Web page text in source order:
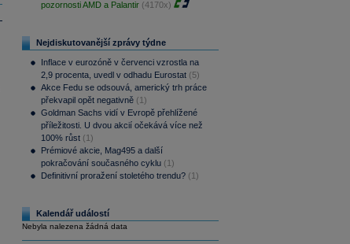
pozornosti AMD a Palantir (4170x)
Nejdiskutovanější zprávy týdne
Inflace v eurozóně v červenci vzrostla na
2,9 procenta, uvedl v odhadu Eurostat (5)
Akce Fedu se odsouvá, americký trh práce
překvapil opět negativně (1)
Goldman Sachs vidí v Evropě přehlížené
příležitosti. U dvou akcií očekává více než
100% růst (1)
Prémiové akcie, Mag495 a další
pokračování současného cyklu (1)
Definitivní proražení stoletého trendu? (1)
Kalendář událostí
Nebyla nalezena žádná data